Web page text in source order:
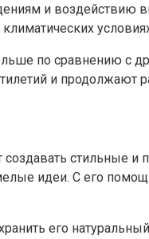
и
по сравнению
и продолжают
стильные
идеи. С его
его